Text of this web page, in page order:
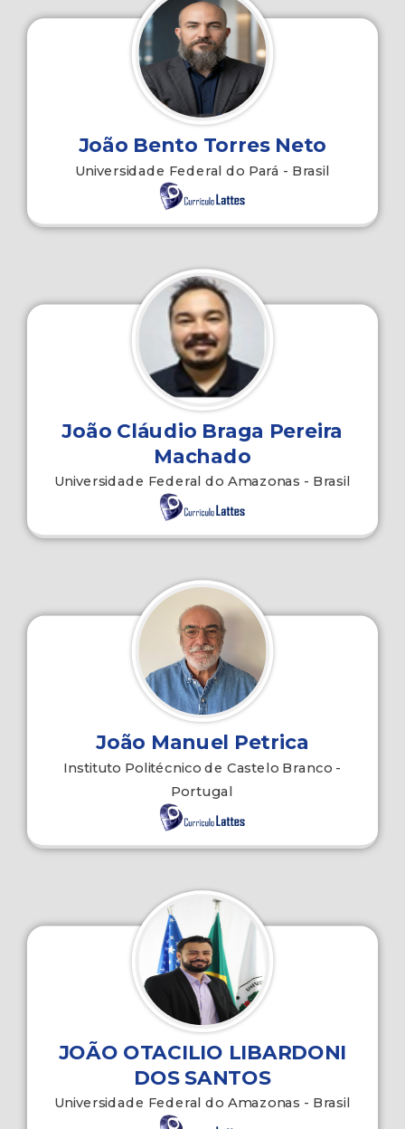
João Bento Torres Neto
Universidade Federal do Pará - Brasil
João Cláudio Braga Pereira
Machado
Universidade Federal do Amazonas - Brasil
João Manuel Petrica
Instituto Politécnico de Castelo Branco -
Portugal
JOÃO OTACILIO LIBARDONI
DOS SANTOS
Universidade Federal do Amazonas - Brasil